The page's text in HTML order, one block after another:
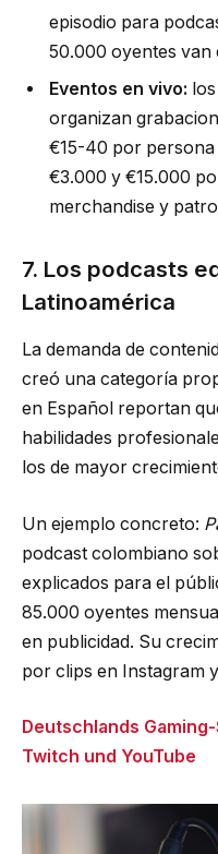
episodio para
50.000 oyentes van
Eventos en vivo:
organizan
€15-40 por
€3.000 y €15.000
merchandise y
7. Los podcasts
Latinoamérica
La demanda de
creó una categoría
en Español reportan
habilidades
los de mayor
Un ejemplo concreto:
podcast colombiano
explicados para el
85.000 oyentes
en publicidad. Su
por clips en Instagram
Deutschlands
Twitch und YouTube